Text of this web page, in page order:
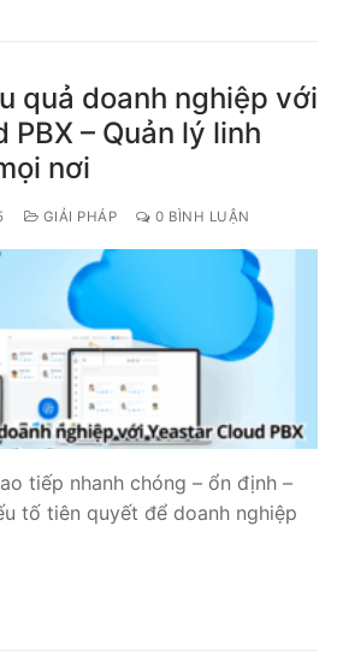
quả doanh nghiệp với
PBX – Quản lý linh
nơi
GIẢI PHÁP 0 BÌNH LUẬN
tiếp nhanh chóng – ổn định –
tố tiên quyết để doanh nghiệp